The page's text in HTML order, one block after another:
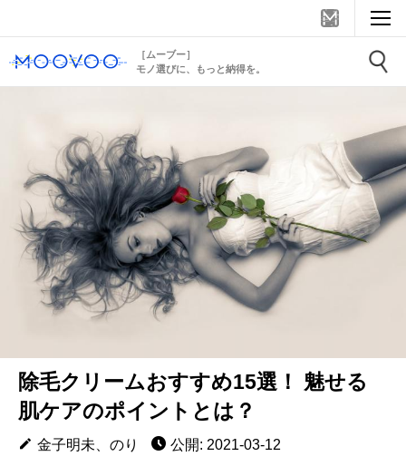
［ムーブー］
モノ選びに、もっと納得を。
除毛クリームおすすめ15選！ 魅せる
肌ケアのポイントとは？
金子明未、のり
公開: 2021-03-12